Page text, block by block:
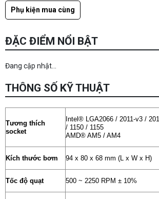
Phụ kiện mua cùng
ĐẶC ĐIỂM NỔI BẬT
Đang cập nhật...
THÔNG SỐ KỸ THUẬT
Tương thích
socket
Intel® LGA2066 / 2011-v3 /
/ 1150 / 1155
AMD® AM5 / AM4
Kích thước bơm 94 x 80 x 68 mm (L x W x H)
Tốc độ quạt 500 ~ 2250 RPM ± 10%